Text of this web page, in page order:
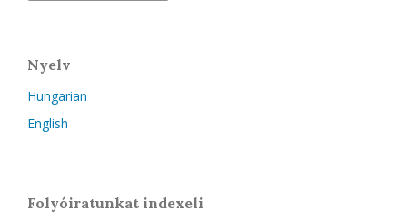
Nyelv
Hungarian
English
Folyóiratunkat indexeli